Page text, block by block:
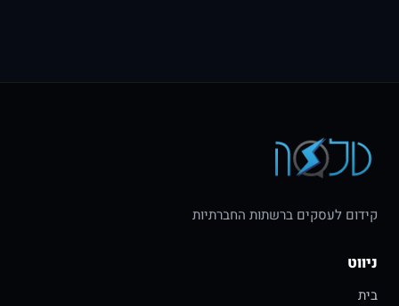
קידום לעסקים ברשתות החברתיות
ניווט
בית